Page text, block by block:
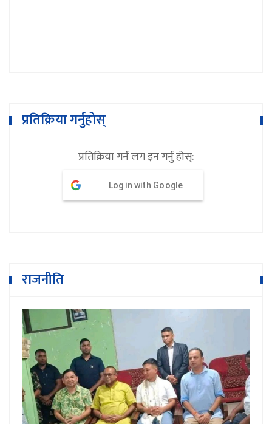
प्रतिक्रिया गर्नुहोस्
प्रतिक्रिया गर्न लग इन गर्नु होस्:
Log in with Google
राजनीति